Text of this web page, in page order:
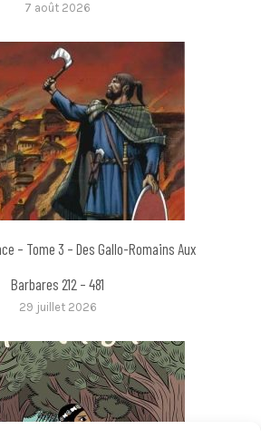
7 août 2026
– Tome 3 – Des Gallo-Romains Aux
Barbares 212 – 481
29 juillet 2026